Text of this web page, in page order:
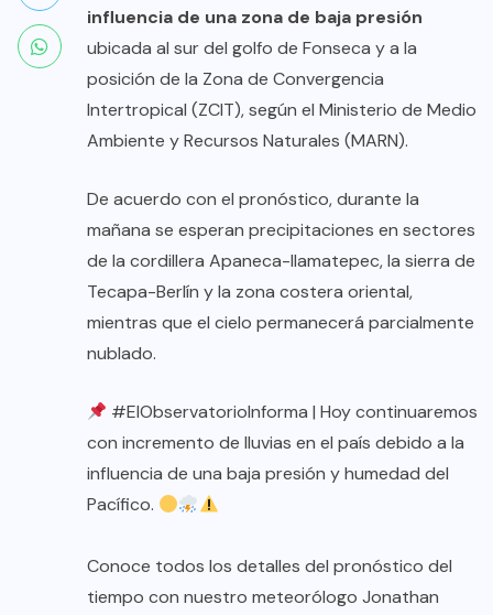
influencia de una zona de baja presión
ubicada al sur del golfo de Fonseca y a la
posición de la Zona de Convergencia
Intertropical (ZCIT), según el Ministerio de Medio
Ambiente y Recursos Naturales (MARN).
De acuerdo con el pronóstico, durante la
mañana se esperan precipitaciones en sectores
de la cordillera Apaneca-Ilamatepec, la sierra de
Tecapa-Berlín y la zona costera oriental,
mientras que el cielo permanecerá parcialmente
nublado.
#ElObservatorioInforma | Hoy continuaremos
con incremento de lluvias en el país debido a la
influencia de una baja presión y humedad del
Pacífico.
Conoce todos los detalles del pronóstico del
tiempo con nuestro meteorólogo Jonathan